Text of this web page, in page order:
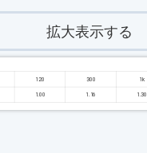
拡大表示する
120 300 1k
1.00 1.16 1.30